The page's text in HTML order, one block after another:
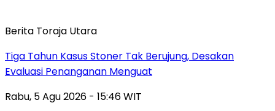
Berita Toraja Utara
Tiga Tahun Kasus Stoner Tak Berujung, Desakan
Evaluasi Penanganan Menguat
Rabu, 5 Agu 2026 - 15:46 WIT